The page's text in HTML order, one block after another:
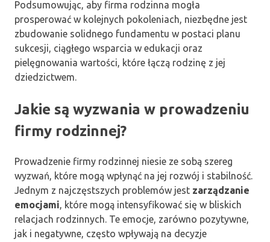
Podsumowując, aby firma rodzinna mogła
prosperować w kolejnych pokoleniach, niezbędne jest
zbudowanie solidnego fundamentu w postaci planu
sukcesji, ciągłego wsparcia w edukacji oraz
pielęgnowania wartości, które łączą rodzinę z jej
dziedzictwem.
Jakie są wyzwania w prowadzeniu
firmy rodzinnej?
Prowadzenie firmy rodzinnej niesie ze sobą szereg
wyzwań, które mogą wpłynąć na jej rozwój i stabilność.
Jednym z najczęstszych problemów jest zarządzanie
emocjami, które mogą intensyfikować się w bliskich
relacjach rodzinnych. Te emocje, zarówno pozytywne,
jak i negatywne, często wpływają na decyzje